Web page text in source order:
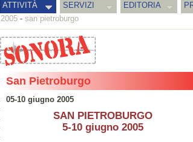
ATTIVITÀ SERVIZI EDITORIA
2005 - san pietroburgo
San Pietroburgo
05-10 giugno 2005
SAN PIETROBURGO
5-10 giugno 2005